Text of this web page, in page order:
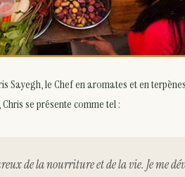
Sayegh, le Chef en aromates et en
, Chris se présente comme tel :
de la nourriture et de la vie. Je me